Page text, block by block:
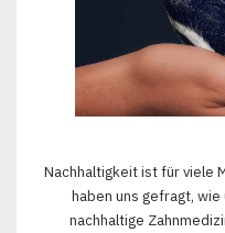
Nachhaltigkeit ist für viele
haben uns gefragt,
nachhaltige